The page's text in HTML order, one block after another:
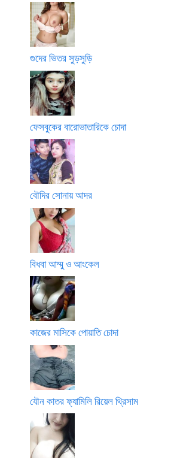
গুদের ভিতর সুড়সুড়ি
ফেসবুকের বারোভাতারিকে চোদা
বৌদির সোনায় আদর
বিধবা আম্মু ও আংকেল
কাজের মাসিকে পোয়াতি চোদা
যৌন কাতর ফ্যামিলি রিয়েল থ্রিসাম